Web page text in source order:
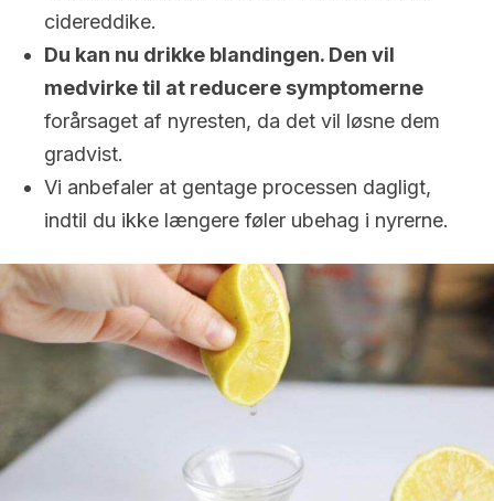
cidereddike.
Du kan nu drikke blandingen. Den vil
medvirke til at reducere symptomerne
forårsaget af nyresten, da det vil løsne dem
gradvist.
Vi anbefaler at gentage processen dagligt,
indtil du ikke længere føler ubehag i nyrerne.